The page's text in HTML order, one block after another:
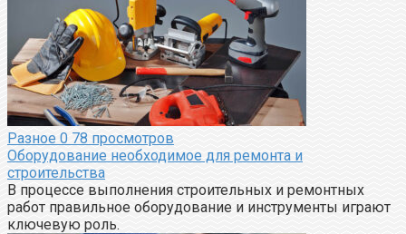
Разное 0 78 просмотров
Оборудование необходимое для ремонта и
строительства
В процессе выполнения строительных и ремонтных
работ правильное оборудование и инструменты играют
ключевую роль.